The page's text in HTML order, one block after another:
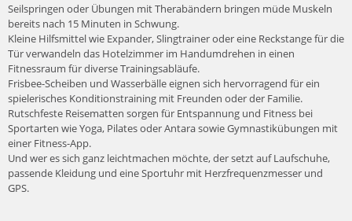
Seilspringen oder Übungen mit Therabändern bringen müde Muskeln
bereits nach 15 Minuten in Schwung.
Kleine Hilfsmittel wie Expander, Slingtrainer oder eine Reckstange für die
Tür verwandeln das Hotelzimmer im Handumdrehen in einen
Fitnessraum für diverse Trainingsabläufe.
Frisbee-Scheiben und Wasserbälle eignen sich hervorragend für ein
spielerisches Konditionstraining mit Freunden oder der Familie.
Rutschfeste Reisematten sorgen für Entspannung und Fitness bei
Sportarten wieYoga, Pilates oder Antara sowie Gymnastikübungen mit
einer Fitness-App.
Und wer es sich ganz leichtmachen möchte, der setzt aufLaufschuhe,
passende Kleidung und eineSportuhr mit Herzfrequenzmesser und
GPS.